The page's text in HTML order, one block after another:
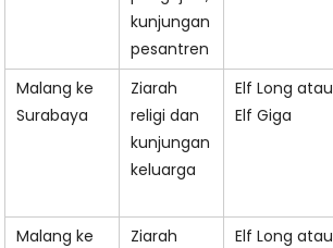
kunjungan
pesantren
Malang ke
Surabaya
Ziarah
religi dan
kunjungan
keluarga
Elf Long atau
Elf Giga
Malang ke
Ziarah
Elf Long atau